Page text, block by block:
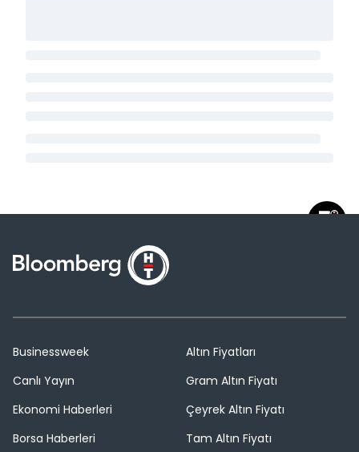
Businessweek
Canlı Yayın
Ekonomi Haberleri
Borsa Haberleri
Altın Fiyatları
Gram Altın Fiyatı
Çeyrek Altın Fiyatı
Tam Altın Fiyatı